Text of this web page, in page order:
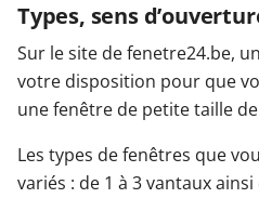
Types, sens
Sur le site de fenetre24.be,
votre disposition pour que
une fenêtre de petite taille de
Les types de fenêtres que
variés : de 1 à 3 vantaux